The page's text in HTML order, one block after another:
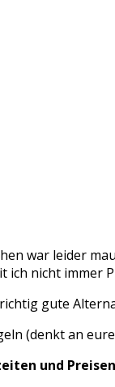
war leider
ich nicht immer
gute
(denkt an
und